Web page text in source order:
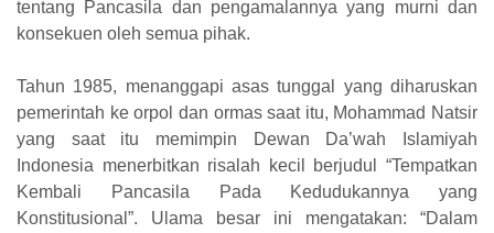
tentang Pancasila dan pengamalannya yang murni dan
konsekuen oleh semua pihak.
Tahun 1985, menanggapi asas tunggal yang diharuskan
pemerintah ke orpol dan ormas saat itu, Mohammad Natsir
yang saat itu memimpin Dewan Da’wah Islamiyah
Indonesia menerbitkan risalah kecil berjudul “Tempatkan
Kembali Pancasila Pada Kedudukannya yang
Konstitusional”. Ulama besar ini mengatakan: “Dalam